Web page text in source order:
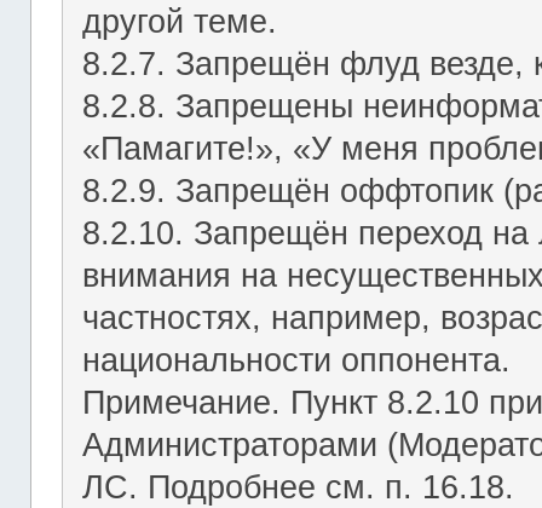
другой теме.
8.2.7. Запрещён флуд везде,
8.2.8. Запрещены
«Памагите!», «У меня
8.2.9. Запрещён оффтопик
8.2.10. Запрещён переход на
внимания на
частностях, например,
национальности оппонента.
Примечание. Пункт 8.2.10
Администраторами
ЛС. Подробнее см. п. 16.18.